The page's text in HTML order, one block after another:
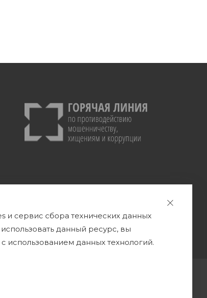
и сервис сбора технических данных
данный ресурс, вы
использованием данных технологий.